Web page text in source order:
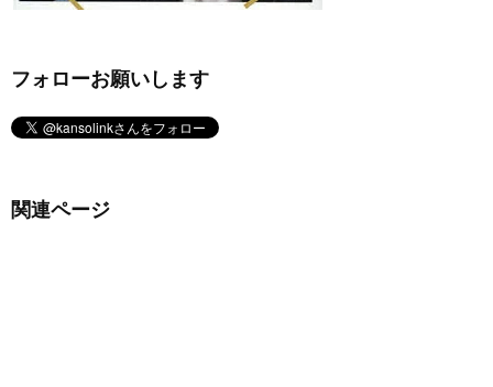
フォローお願いします
関連ページ